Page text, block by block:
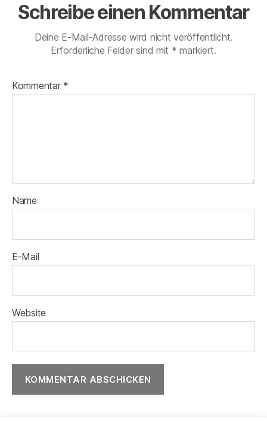
Schreibe einen Kommentar
Deine E-Mail-Adresse wird nicht veröffentlicht.
Erforderliche Felder sind mit * markiert.
Kommentar *
Name
E-Mail
Website